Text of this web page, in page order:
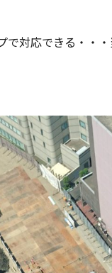
対応できる・・